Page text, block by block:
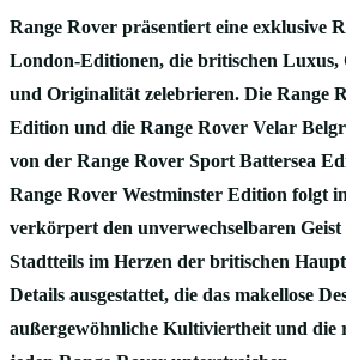
Range Rover präsentiert eine exklusive
London‑Editionen, die britischen
und Originalität zelebrieren. Die Range
Edition und die Range Rover Velar
von der Range Rover Sport Battersea
Range Rover Westminster Edition folgt
verkörpert den unverwechselbaren Geist
Stadtteils im Herzen der britischen
Details ausgestattet, die das makellose
außergewöhnliche Kultiviertheit und die